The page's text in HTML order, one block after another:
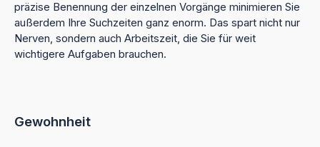
präzise Benennung der einzelnen Vorgänge minimieren Sie
außerdem Ihre Suchzeiten ganz enorm. Das spart nicht nur
Nerven, sondern auch Arbeitszeit, die Sie für weit
wichtigere Aufgaben brauchen.
Gewohnheit